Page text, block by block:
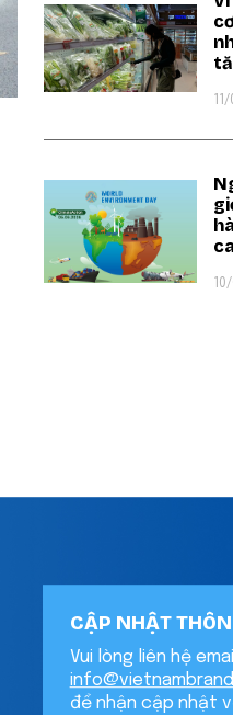
CẬP NHẬT
Vui lòng liên hệ email
để nhận cập nhật